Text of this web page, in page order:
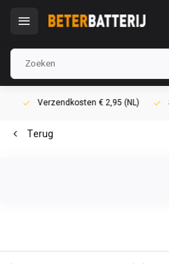
Verzendkosten € 2,95 (NL)
Terug